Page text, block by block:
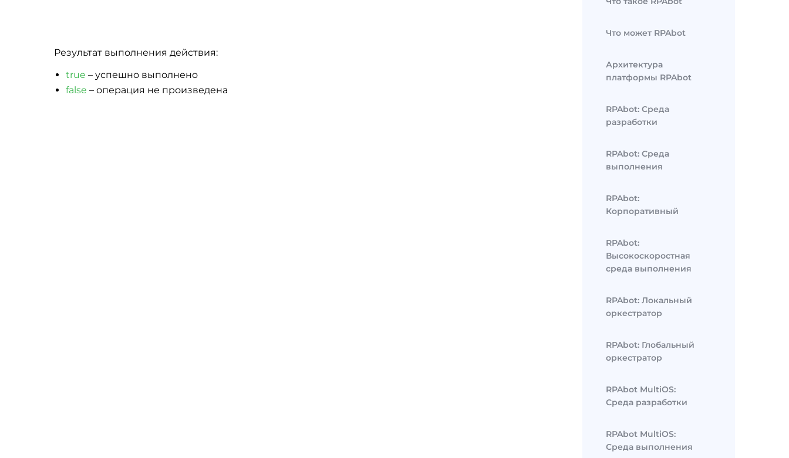
Результат выполнения действия:
true – успешно выполнено
false – операция не произведена
Что может RPAbot
Архитектура
платформы RPAbot
RPAbot: Среда
разработки
RPAbot: Среда
выполнения
RPAbot:
Корпоративный
RPAbot:
Высокоскоростная
среда выполнения
RPAbot: Локальный
оркестратор
RPAbot: Глобальный
оркестратор
RPAbot MultiOS:
Среда разработки
RPAbot MultiOS:
Среда выполнения